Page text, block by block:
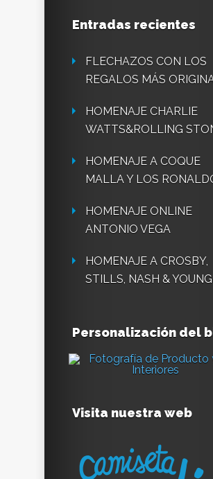
Entradas recientes
FLECHAZOS CON LOS
REGALOS MÁS
HOMENAJE CHARLIE
WATTS&ROLLING
HOMENAJE A COQUE
MALLA Y LOS
HOMENAJE ONLINE
ANTONIO VEGA
HOMENAJE A CROSBY,
STILLS, NASH & YOUNG
Personalización del
Visita nuestra web